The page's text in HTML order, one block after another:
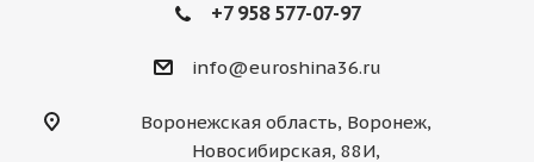
+7 958 577-07-97
info@euroshina36.ru
Воронежская область, Воронеж,
Новосибирская, 88И,